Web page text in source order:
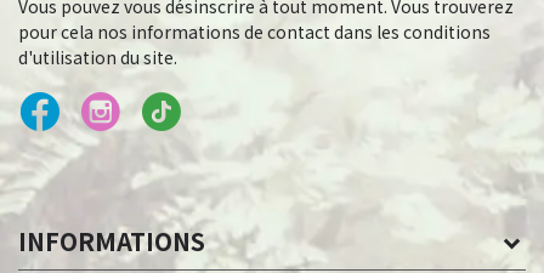
Vous pouvez vous désinscrire à tout moment. Vous trouverez
pour cela nos informations de contact dans les conditions
d'utilisation du site.
INFORMATIONS